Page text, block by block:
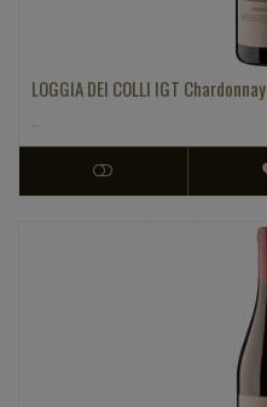
LOGGIA DEI COLLI IGT Chardonnay